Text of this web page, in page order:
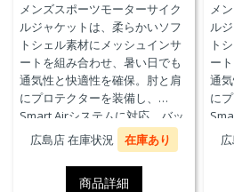
メンズスポーツモーターサイク
ルジャケットは、柔らかいソフ
トシェル素材にメッシュインサ
ートを組み合わせ、暑い日でも
通気性と快適性を確保。肘と肩
にプロテクターを装備し、
Smart Airシステムに対応。バッ
クプロテクターおよびチェスト
プロテクターにも対応していま
広島店 在庫状況 在庫あり
商品詳細
メ
ル
ト
ー
通
に
ク
プ